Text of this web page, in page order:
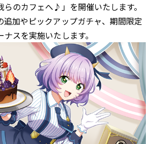
らのカフェへ♪」を開催いたします。
追加やピックアップガチャ、期間限定
スを実施いたします。